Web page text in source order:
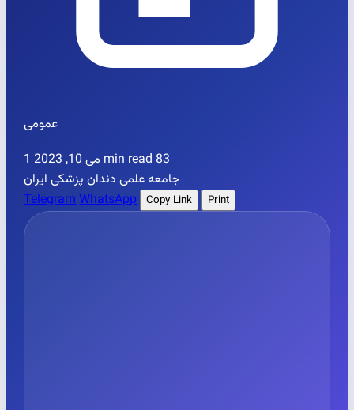
عمومی
می 10, 2023 1 min read 83
جامعه علمی دندان پزشکی ایران
TelegramWhatsApp Copy Link Print